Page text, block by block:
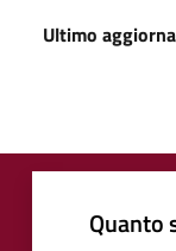
Ultimo
Quanto